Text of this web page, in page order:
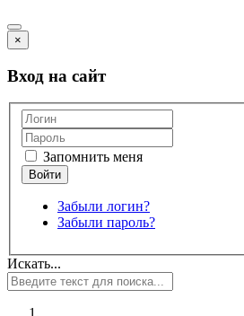
×
Вход на сайт
Запомнить меня
Забыли логин?
Забыли пароль?
Искать...